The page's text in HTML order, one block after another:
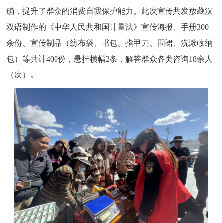
确，提升了群众的消费自我保护能力。此次宣传共发放藏汉
双语制作的《中华人民共和国计量法》宣传海报、手册300
余份、宣传制品（纺布袋、书包、指甲刀、围裙、洗漱收纳
包）等共计400份，悬挂横幅2条，解答群众各类咨询18余人
（次）。